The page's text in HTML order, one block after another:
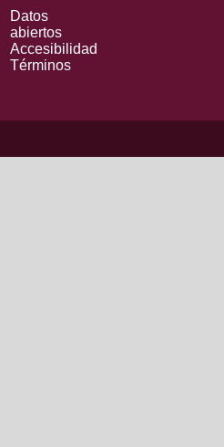
Datos
abiertos
Accesibilidad
Términos